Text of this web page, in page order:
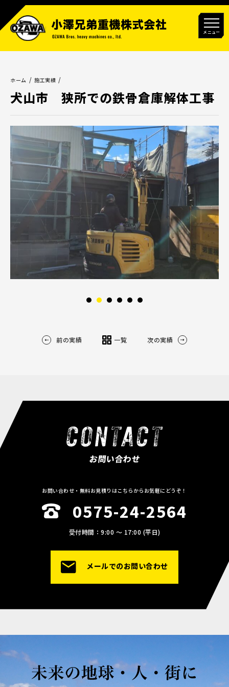
メニュー
ホーム 施工実績
犬山市 狭所での鉄骨倉庫解体工事
前の実績 一覧 次の実績
お問い合わせ
お問い合わせ・無料お見積りはこちらからお気軽にどうぞ！
0575-24-2564
受付時間：9:00 〜 17:00 (平日)
メールでのお問い合わせ